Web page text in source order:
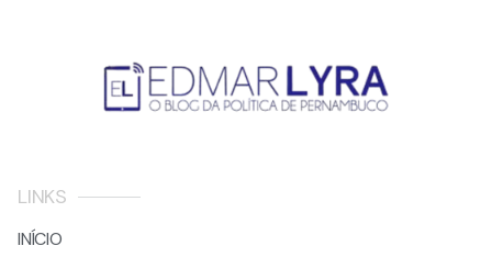
LINKS
INÍCIO